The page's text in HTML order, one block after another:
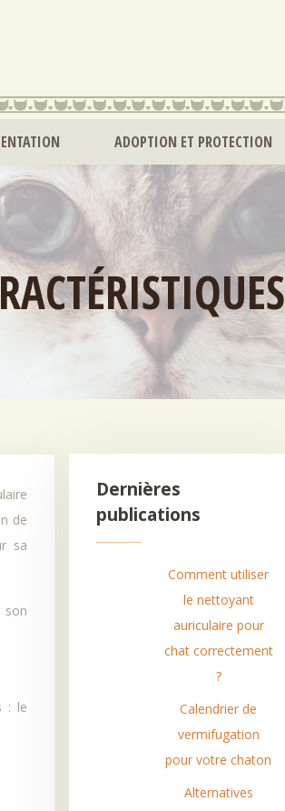
ADOPTION ET PROTECTION
de
sa
son
: le
Dernières
publications
Comment utiliser
le nettoyant
auriculaire pour
chat correctement
?
Calendrier de
vermifugation
pour votre chaton
Alternatives